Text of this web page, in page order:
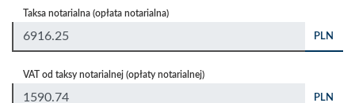
Taksa notarialna (opłata notarialna)
PLN
VAT od taksy notarialnej (opłaty notarialnej)
PLN